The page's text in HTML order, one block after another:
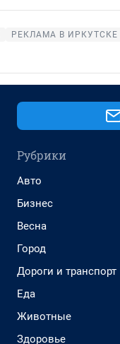
РЕКЛАМА В ИРКУТСКЕ
Рубрики
Авто
Бизнес
Весна
Город
Дороги и транспорт
Еда
Животные
Здоровье